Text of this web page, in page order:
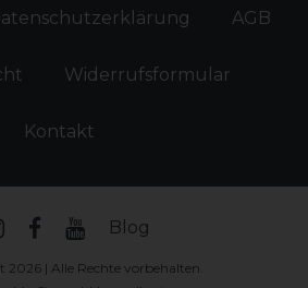
AGB
Widerrufs­formular
Kontakt
Blog
| Alle Rechte vorbehalten.